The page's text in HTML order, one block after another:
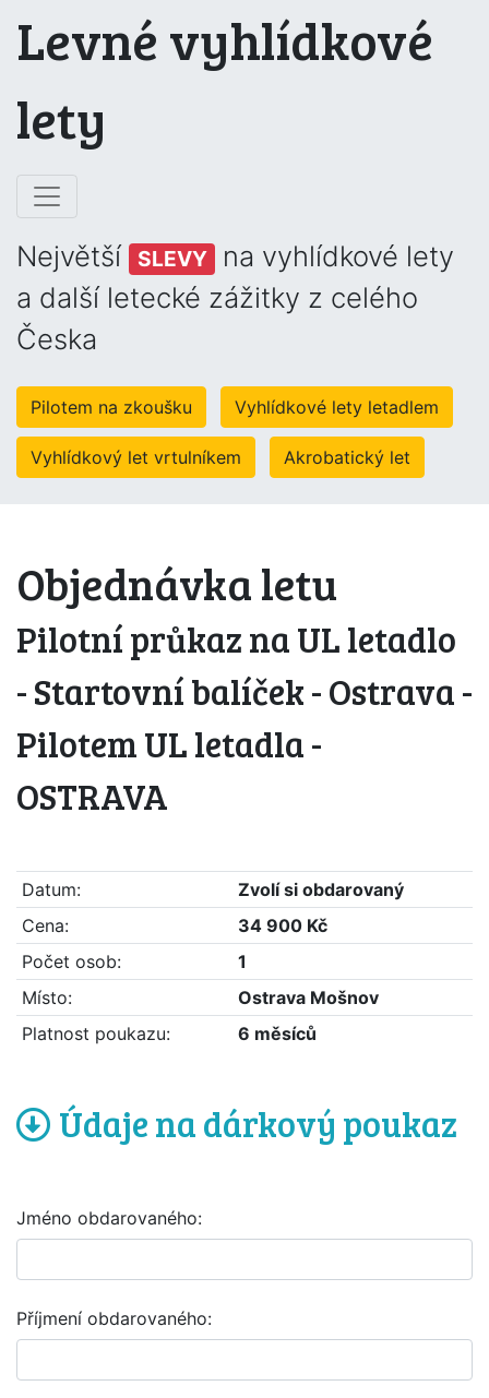
Levné vyhlídkové
lety
Největší SLEVY
na vyhlídkové lety
a další letecké zážitky z celého
Česka
Pilotem na zkoušku Vyhlídkové lety letadlem
Vyhlídkový let vrtulníkem Akrobatický let
Objednávka letu
Pilotní průkaz na UL letadlo
- Startovní balíček - Ostrava -
Pilotem UL letadla -
OSTRAVA
Datum:
Zvolí si obdarovaný
Cena:
34 900 Kč
Počet osob:
1
Místo:
Ostrava Mošnov
Platnost poukazu:
6 měsíců
Údaje na dárkový poukaz
Jméno obdarovaného:
Příjmení obdarovaného: